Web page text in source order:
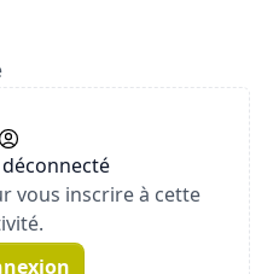
vous inscrire à cette